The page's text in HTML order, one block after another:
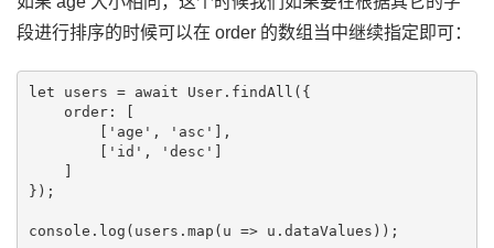
段进行排序的时候可以在 order 的数组当中继续指定即可：
let users = await User.findAll({
    order: [
        ['age', 'asc'],
        ['id', 'desc']
    ]
});